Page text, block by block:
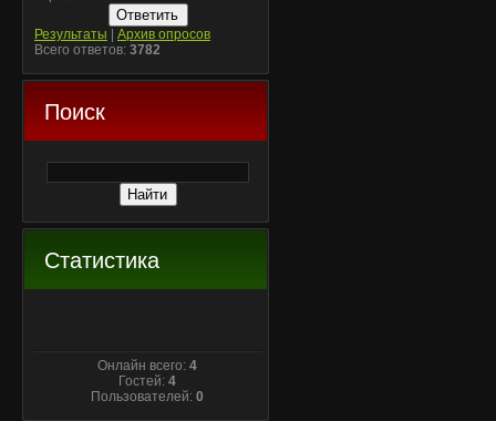
Результаты
Архив опросов
Всего ответов: 3782
Поиск
Статистика
Онлайн всего:4
Гостей:4
Пользователей:0